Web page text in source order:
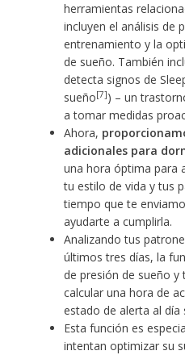
herramientas
incluyen el análisis de
entrenamiento y la
de sueño. También
detecta signos de
sueño[7]) – un
a tomar medidas
Ahora,
adicionales para
una hora óptima para
tu estilo de vida y tus
tiempo que te
ayudarte a cumplirla.
Analizando tus
últimos tres días, la
de presión de sueño
calcular una hora de
estado de alerta al día
Esta función es
intentan optimizar su